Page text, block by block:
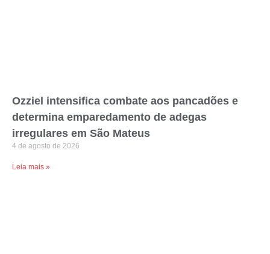
Ozziel intensifica combate aos pancadões e
determina emparedamento de adegas
irregulares em São Mateus
4 de agosto de 2026
Leia mais »